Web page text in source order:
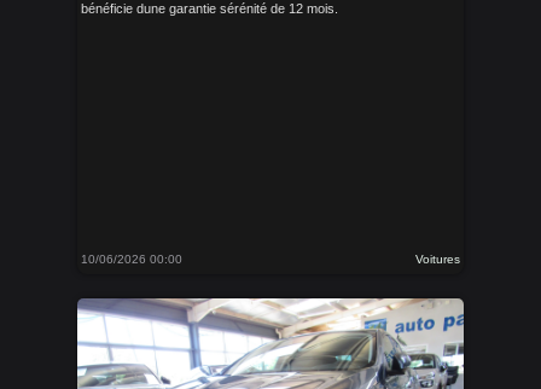
bénéficie dune garantie sérénité de 12 mois.
10/06/2026 00:00 Voitures